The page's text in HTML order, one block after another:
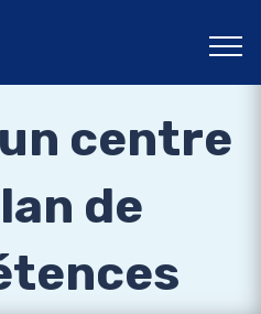
centre
de